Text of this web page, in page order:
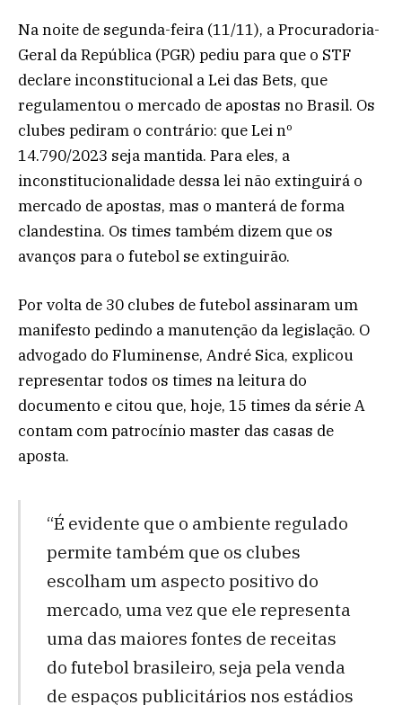
Na noite de segunda-feira (11/11), a Procuradoria-
Geral da República (PGR) pediu para que o STF
declare inconstitucional a Lei das Bets, que
regulamentou o mercado de apostas no Brasil. Os
clubes pediram o contrário: que Lei nº
14.790/2023 seja mantida. Para eles, a
inconstitucionalidade dessa lei não extinguirá o
mercado de apostas, mas o manterá de forma
clandestina. Os times também dizem que os
avanços para o futebol se extinguirão.
Por volta de 30 clubes de futebol assinaram um
manifesto pedindo a manutenção da legislação. O
advogado do Fluminense, André Sica, explicou
representar todos os times na leitura do
documento e citou que, hoje, 15 times da série A
contam com patrocínio master das casas de
aposta.
“É evidente que o ambiente regulado
permite também que os clubes
escolham um aspecto positivo do
mercado, uma vez que ele representa
uma das maiores fontes de receitas
do futebol brasileiro, seja pela venda
de espaços publicitários nos estádios